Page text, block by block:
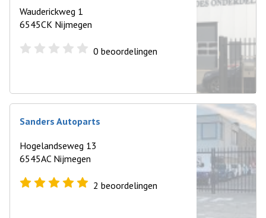
Wauderickweg 1
6545CK Nijmegen
0 beoordelingen
Sanders Autoparts
Hogelandseweg 13
6545AC Nijmegen
2 beoordelingen